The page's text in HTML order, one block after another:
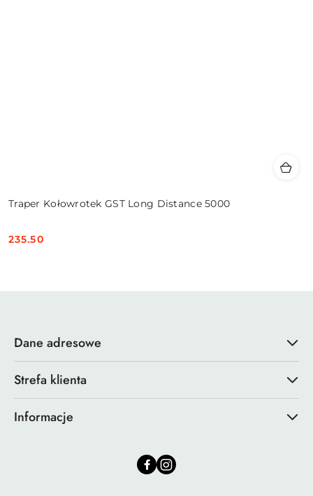
Traper Kołowrotek GST Long Distance 5000
Cena:
235.50
Dane adresowe
Strefa klienta
Informacje